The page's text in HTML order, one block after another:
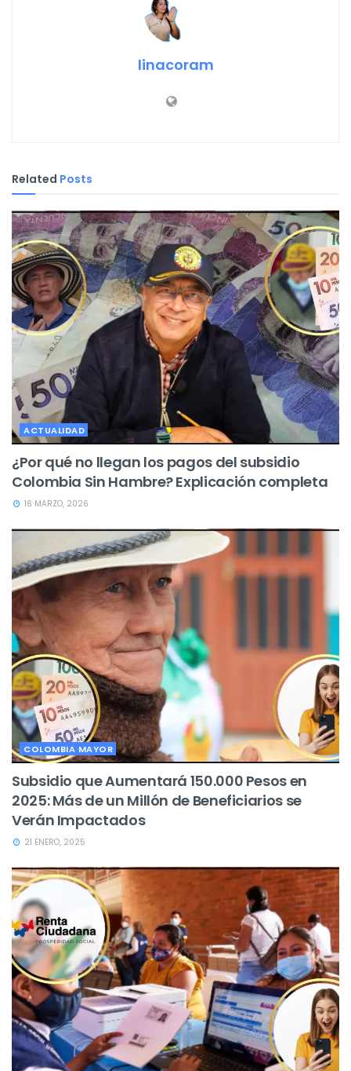
linacoram
Related Posts
ACTUALIDAD
¿Por qué no llegan los pagos del subsidio
Colombia Sin Hambre? Explicación completa
16 MARZO, 2026
COLOMBIA MAYOR
Subsidio que Aumentará 150.000 Pesos en
2025: Más de un Millón de Beneficiarios se
Verán Impactados
21 ENERO, 2025